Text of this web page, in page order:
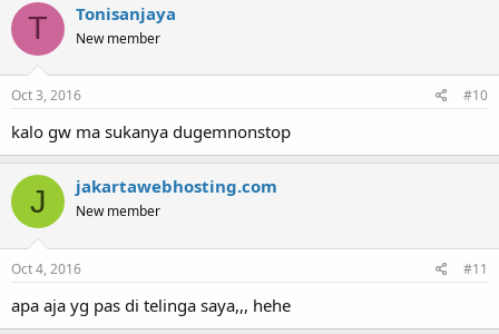
T Tonisanjaya
New member
Oct 3, 2016 #10
kalo gw ma sukanya dugemnonstop
J jakartawebhosting.com
New member
Oct 4, 2016 #11
apa aja yg pas di telinga saya,,, hehe